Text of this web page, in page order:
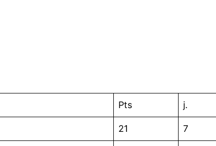
Pts j.
21 7